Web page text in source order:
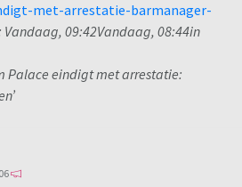
met-arrestatie-barmanager-
Vandaag, 09:42Vandaag, 08:44in
Palace eindigt met arrestatie: